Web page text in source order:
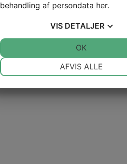
behandling af persondata her.
VIS DETALJER
AFVIS ALLE
OK